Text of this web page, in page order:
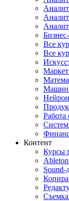
Все
Все
Работа
Контент
Курсы
Sound-